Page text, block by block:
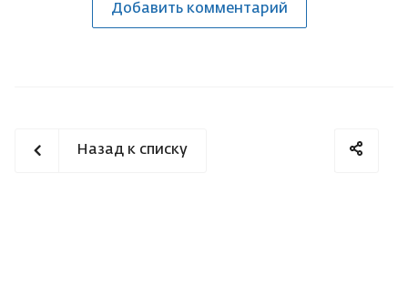
Добавить комментарий
Назад к списку